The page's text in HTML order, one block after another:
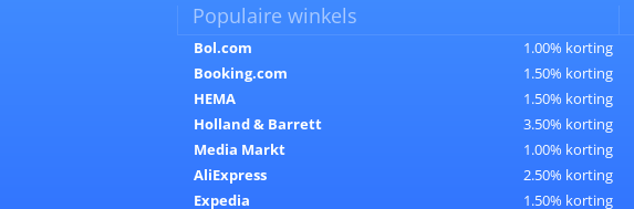
Populaire winkels
Bol.com
1.00% korting
Booking.com
1.50% korting
HEMA
1.50% korting
Holland & Barrett
3.50% korting
Media Markt
1.00% korting
AliExpress
2.50% korting
Expedia
1.50% korting